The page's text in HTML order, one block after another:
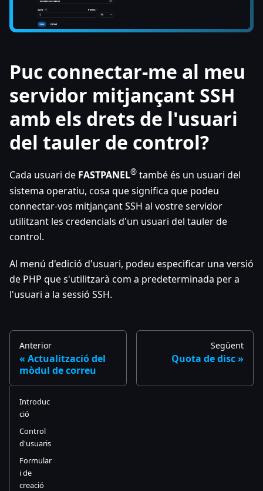
Puc connectar-me al meu
servidor mitjançant SSH
amb els drets de l'usuari
del tauler de control?
Cada usuari de FASTPANEL® també és un usuari del
sistema operatiu, cosa que significa que podeu
connectar-vos mitjançant SSH al vostre servidor
utilitzant les credencials d'un usuari del tauler de
control.
Al menú d'edició d'usuari, podeu especificar una versió
de PHP que s'utilitzarà com a predeterminada per a
l'usuari a la sessió SSH.
Anterior
Actualització del
mòdul de correu
Següent
Quota de disc
Introduc
ció
Control
d'usuaris
Formular
i de
creació